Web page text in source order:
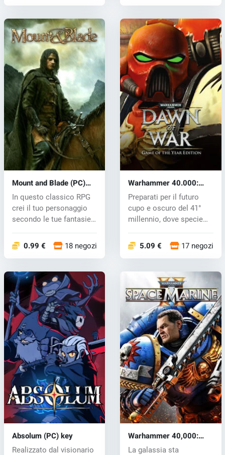
Mount and Blade (PC)
CD key
In questo classico RPG
crei il tuo personaggio
secondo le tue fantasie e
0.99 € 18 negozi
Warhammer 40.000:
Dawn of War (PC) CD
key
Preparati per il futuro
cupo e oscuro del 41°
millennio, dove specie
5.09 € 17 negozi
Absolum (PC) key
Realizzato dal visionario
Warhammer 40,000:
Space Marine 2 (PC) key
La galassia sta